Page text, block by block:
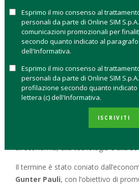
importante in questa sfida. Scegliere
sostengono lablue economy
transizione verso un futuro più
COS’È LA BLUE ECONOMY?
Il concetto di blue economy , o
radici in un principio semplice ma
natura per innovare in modo
, una
all’economia, alla tecnologia e alla
Il termine è stato coniato
Gunter Pauli, con l’obiettivo di
Esprimo il mio consenso al
personali da parte di Online SIM
comunicazioni promozionali per
secondo quanto indicato al
dell'Informativa.
Esprimo il mio consenso al
personali da parte di Online SIM
profilazione secondo quanto
lettera (c) dell'Informativa.
ISCRIVITI